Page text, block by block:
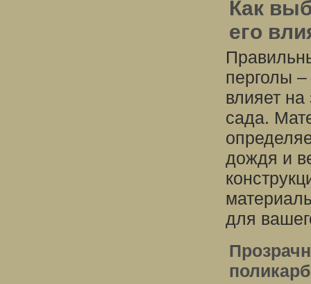
Как
его
перголы
влияет
сада.
дождя и
для